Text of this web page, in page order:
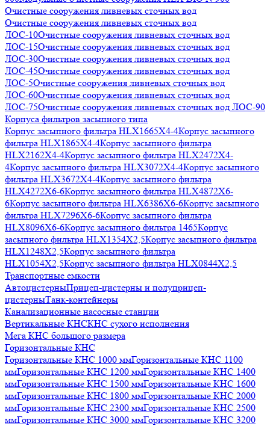
Очистные сооружения ливневых сточных вод
Очистные сооружения ливневых сточных вод
ЛОС-10Очистные сооружения ливневых сточных вод
ЛОС-15Очистные сооружения ливневых сточных вод
ЛОС-30Очистные сооружения ливневых сточных вод
ЛОС-45Очистные сооружения ливневых сточных вод
ЛОС-5Очистные сооружения ливневых сточных вод
ЛОС-60Очистные сооружения ливневых сточных вод
ЛОС-75Очистные сооружения ливневых сточных вод ЛОС-90
Корпуса фильтров засыпного типа
Корпус засыпного фильтра HLX1665X4-4Корпус засыпного
фильтра HLX1865X4-4Корпус засыпного фильтра
HLX2162X4-4Корпус засыпного фильтра HLX2472X4-
4Корпус засыпного фильтра HLX3072X4-4Корпус засыпного
фильтра HLX3672X4-4Корпус засыпного фильтра
HLX4272X6-6Корпус засыпного фильтра HLX4872X6-
6Корпус засыпного фильтра HLX6386X6-6Корпус засыпного
фильтра HLX7296X6-6Корпус засыпного фильтра
HLX8096X6-6Корпус засыпного фильтра 1465Корпус
засыпного фильтра HLX1354X2,5Корпус засыпного фильтра
HLX1248X2,5Корпус засыпного фильтра
HLX1054X2,5Корпус засыпного фильтра HLX0844X2,5
Транспортные емкости
АвтоцистерныПрицеп-цистерны и полуприцеп-
цистерныТанк-контейнеры
Канализационные насосные станции
Вертикальные КНСКНС сухого исполнения
Мега КНС большого размера
Горизонтальные КНС
Горизонтальные КНС 1000 ммГоризонтальные КНС 1100
ммГоризонтальные КНС 1200 ммГоризонтальные КНС 1400
ммГоризонтальные КНС 1500 ммГоризонтальные КНС 1600
ммГоризонтальные КНС 1800 ммГоризонтальные КНС 2000
ммГоризонтальные КНС 2300 ммГоризонтальные КНС 2500
ммГоризонтальные КНС 3000 ммГоризонтальные КНС 3200